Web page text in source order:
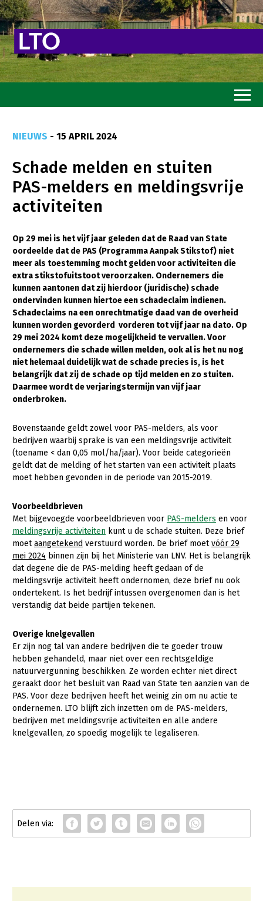
Goed eten
Mooi groen
Sterk ondernemerschap
Transitiepaden
Thema’s
Gezonde planten
Gezonde dieren
Natuur, klimaat en energie
Bodem en water
Platteland en omgeving
Mens, ondernemerschap en onderwijs
Sectoren
Dier
Biologische Landbouw
Geitenhouderij
Kalverhouderij
Konijnenhouderij
Melkveehouderij
Paardenhouderij
Pluimveehouderij
Schapenhouderij
Varkenshouderij
Vleesveehouderij
Plant
Akkerbouw
Biologische Landbouw
Bollenteelt
Bomen, vaste planten en zomerbloemen
Fruitteelt
Glastuinbouw
Paddenstoelen
Vollegrondsgroente
Multifunctionele landbouw
Multifunctioneel
Vrouw en Bedrijf
Onderwerpen
Nieuws
Nieuwsabonnement
Webinars
LTO Nederland
Mensen
Bestuur en Directie
Medewerkers
Vakgroepbestuurders
Jaarverslag 2023
Vacatures
Pers
NIEUWS - 15 APRIL 2024
Schade melden en stuiten
PAS-melders en meldingsvrije
activiteiten
Op 29 mei is het vijf jaar geleden dat de Raad van State
oordeelde dat de PAS (Programma Aanpak Stikstof) niet
meer als toestemming mocht gelden voor activiteiten die
extra stikstofuitstoot veroorzaken. Ondernemers die
kunnen aantonen dat zij hierdoor (juridische) schade
ondervinden kunnen hiertoe een schadeclaim indienen.
Schadeclaims na een onrechtmatige daad van de overheid
kunnen worden gevorderd vorderen tot vijf jaar na dato. Op
29 mei 2024 komt deze mogelijkheid te vervallen. Voor
ondernemers die schade willen melden, ook al is het nu nog
niet helemaal duidelijk wat de schade precies is, is het
belangrijk dat zij de schade op tijd melden en zo stuiten.
Daarmee wordt de verjaringstermijn van vijf jaar
onderbroken.
Bovenstaande geldt zowel voor PAS-melders, als voor
bedrijven waarbij sprake is van een meldingsvrije activiteit
(toename < dan 0,05 mol/ha/jaar). Voor beide categorieën
geldt dat de melding of het starten van een activiteit plaats
moet hebben gevonden in de periode van 2015-2019.
Voorbeeldbrieven
Met bijgevoegde voorbeeldbrieven voor PAS-melders en voor
meldingsvrije activiteiten kunt u de schade stuiten. Deze brief
moetaangetekend verstuurd worden. De brief moetvóór 29
mei 2024 binnen zijn bij het Ministerie van LNV. Het is belangrijk
dat degene die de PAS-melding heeft gedaan of de
meldingsvrije activiteit heeft ondernomen, deze brief nu ook
ondertekent. Is het bedrijf intussen overgenomen dan is het
verstandig dat beide partijen tekenen.
Overige knelgevallen
Er zijn nog tal van andere bedrijven die te goeder trouw
hebben gehandeld, maar niet over een rechtsgeldige
natuurvergunning beschikken. Ze worden echter niet direct
geraakt door het besluit van Raad van State ten aanzien van de
PAS. Voor deze bedrijven heeft het weinig zin om nu actie te
ondernemen. LTO blijft zich inzetten om de PAS-melders,
bedrijven met meldingsvrije activiteiten en alle andere
knelgevallen, zo spoedig mogelijk te legaliseren.